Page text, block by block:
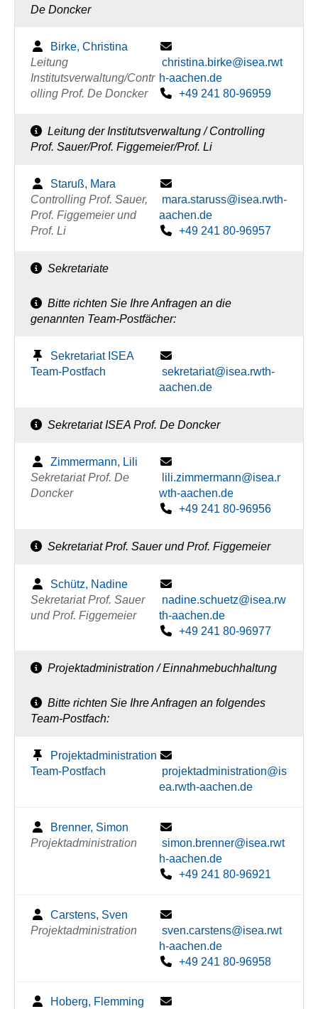
De Doncker
Birke, Christina
Leitung
Institutsverwaltung/Contr
olling Prof. De Doncker
christina.birke@isea.rwt
h-aachen.de
+49 241 80-96959
Leitung der Institutsverwaltung / Controlling
Prof. Sauer/Prof. Figgemeier/Prof. Li
Staruß, Mara
Controlling Prof. Sauer,
Prof. Figgemeier und
Prof. Li
mara.staruss@isea.rwth-
aachen.de
+49 241 80-96957
Sekretariate
Bitte richten Sie Ihre Anfragen an die
genannten Team-Postfächer:
Sekretariat ISEA
Team-Postfach
sekretariat@isea.rwth-
aachen.de
Sekretariat ISEA Prof. De Doncker
Zimmermann, Lili
Sekretariat Prof. De
Doncker
lili.zimmermann@isea.r
wth-aachen.de
+49 241 80-96956
Sekretariat Prof. Sauer und Prof. Figgemeier
Schütz, Nadine
Sekretariat Prof. Sauer
und Prof. Figgemeier
nadine.schuetz@isea.rw
th-aachen.de
+49 241 80-96977
Projektadministration / Einnahmebuchhaltung
Bitte richten Sie Ihre Anfragen an folgendes
Team-Postfach:
Projektadministration
Team-Postfach
projektadministration@is
ea.rwth-aachen.de
Brenner, Simon
Projektadministration
simon.brenner@isea.rwt
h-aachen.de
+49 241 80-96921
Carstens, Sven
Projektadministration
sven.carstens@isea.rwt
h-aachen.de
+49 241 80-96958
Hoberg, Flemming